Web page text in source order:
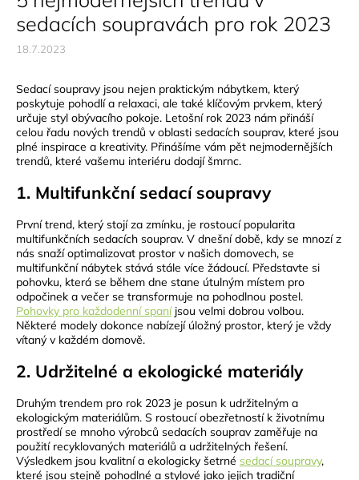
sedacích soupravách pro rok 2023
18.7.2023
Sedací soupravy jsou nejen praktickým nábytkem, který
poskytuje pohodlí a relaxaci, ale také klíčovým prvkem, který
určuje styl obývacího pokoje. Letošní rok 2023 nám přináší
celou řadu nových trendů v oblasti sedacích souprav, které jsou
plné inspirace a kreativity. Přinášíme vám pět nejmodernějších
trendů, které vašemu interiéru dodají šmrnc.
1. Multifunkční sedací soupravy
První trend, který stojí za zmínku, je rostoucí popularita
multifunkčních sedacích souprav. V dnešní době, kdy se mnozí z
nás snaží optimalizovat prostor v našich domovech, se
multifunkční nábytek stává stále více žádoucí. Představte si
pohovku, která se během dne stane útulným místem pro
odpočinek a večer se transformuje na pohodlnou postel.
Pohovky pro každodenní spaníjsou velmi dobrou volbou.
Některé modely dokonce nabízejí úložný prostor, který je vždy
vítaný v každém domově.
2. Udržitelné a ekologické materiály
Druhým trendem pro rok 2023 je posun k udržitelným a
ekologickým materiálům. S rostoucí obezřetností k životnímu
prostředí se mnoho výrobců sedacích souprav zaměřuje na
použití recyklovaných materiálů a udržitelných řešení.
Výsledkem jsou kvalitní a ekologicky šetrné sedací soupravy,
které jsou stejně pohodlné a stylové jako jejich tradiční